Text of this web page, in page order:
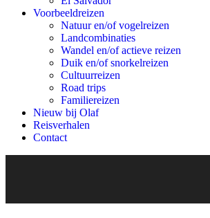
Voorbeeldreizen
Natuur en/of vogelreizen
Landcombinaties
Wandel en/of actieve reizen
Duik en/of snorkelreizen
Cultuurreizen
Road trips
Familiereizen
Nieuw bij Olaf
Reisverhalen
Contact